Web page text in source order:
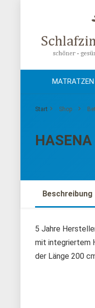
MATRATZEN
Start Shop
Beschreibung
5 Jahre
mit integriertem
der Länge 200